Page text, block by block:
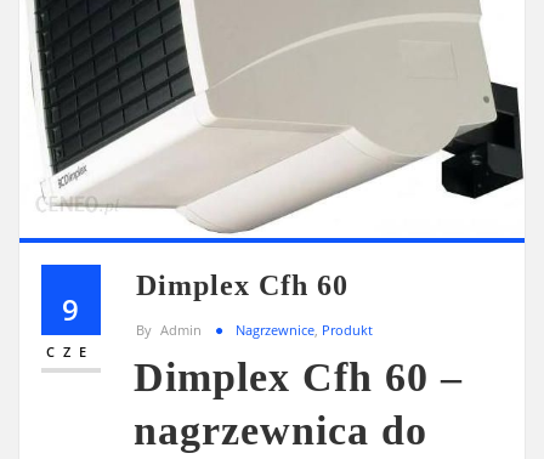
9
CZE
Dimplex Cfh 60
By Admin Nagrzewnice, Produkt
Dimplex Cfh 60 –
nagrzewnica do